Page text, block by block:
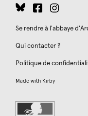
Se rendre à l'abbaye
Qui contacter ?
Politique de
Made with Kirby